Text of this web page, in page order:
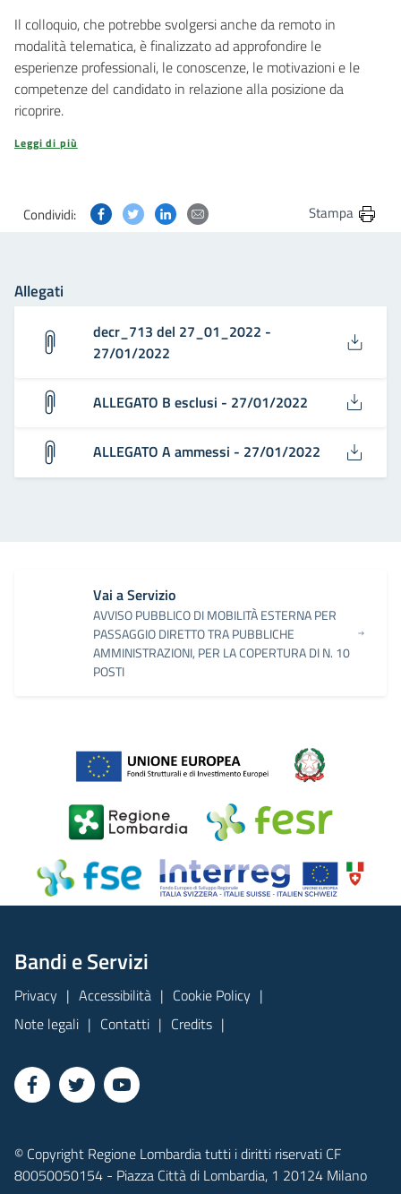
Il colloquio, che potrebbe svolgersi anche da remoto in
modalità telematica, è finalizzato ad approfondire le
esperienze professionali, le conoscenze, le motivazioni e le
competenze del candidato in relazione alla posizione da
ricoprire.
Leggi di più
Condividi: Condividi questa pagina su Facebook
Condividi questa pagina su Twitter
Condividi questa pagina su Linkedin
Condividi questa pagina via
Stampa
Allegati
decr_713 del 27_01_2022 -
27/01/2022
ALLEGATO B esclusi - 27/01/2022
ALLEGATO A ammessi - 27/01/2022
Vai a Servizio
AVVISO PUBBLICO DI MOBILITÀ ESTERNA PER
PASSAGGIO DIRETTO TRA PUBBLICHE
AMMINISTRAZIONI, PER LA COPERTURA DI N. 10
POSTI
Bandi e Servizi
Privacy Accessibilità
Cookie Policy
Note legali
Contatti Credits
© Copyright Regione Lombardia tutti i diritti riservati CF
80050050154 - Piazza Città di Lombardia, 1 20124 Milano